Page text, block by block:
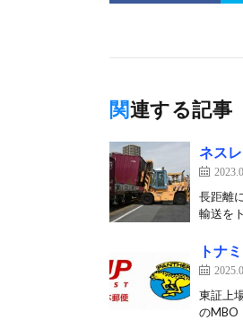
関連する記事
ネス
長距離
輸送を
トナ
東証上
のMBO